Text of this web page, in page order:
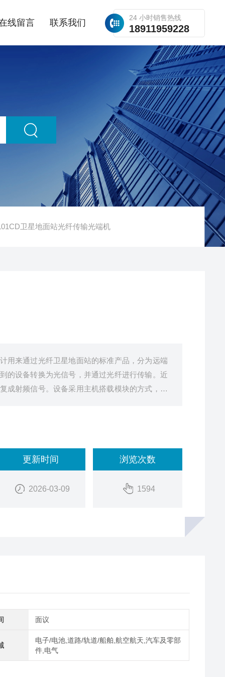
24 小时销售热线
18911959228
线留言 联系我们
卫星地面站光纤传输光端机
用来通过光纤卫星地面站的标准产品，分为远端
的设备转换为光信号，并通过光纤进行传输。近
成射频信号。设备采用主机搭载模块的方式，具
更新时间
2026-03-09
浏览次数
1594
面议
电子/电池,道路/轨道/船舶,航空航天,汽车及零部
件,电气